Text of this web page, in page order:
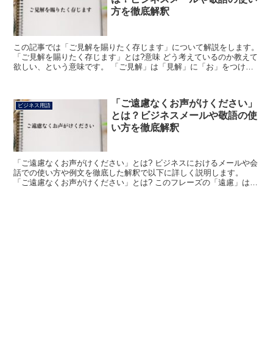
方を徹底解釈
この記事では「ご見解を賜りたく存じます」について解説をします。
「ご見解を賜りたく存じます」とは?意味 どう考えているのか教えて
欲しい、という意味です。 「ご見解」は「見解」に「お」をつけ
ビジネス用語
「ご遠慮なくお声がけください」
とは？ビジネスメールや敬語の使
い方を徹底解釈
「ご遠慮なくお声がけください」とは? ビジネスにおけるメールや会
話での使い方や例文を徹底した解釈で以下に詳しく説明します。
「ご遠慮なくお声がけください」とは? このフレーズの「遠慮」は